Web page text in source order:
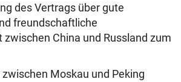
des Vertrags über gute
freundschaftliche
China und Russland zum
Moskau und Peking